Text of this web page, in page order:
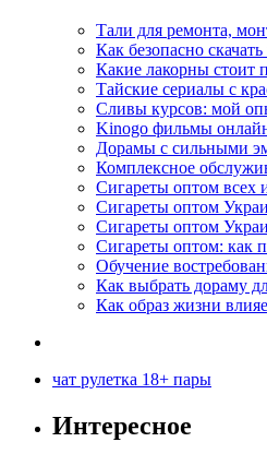
Тали для ремонта,
Как безопасно
Какие лакорны стоит
Тайские сериалы с
Сливы курсов: мой
Kinogo фильмы
Дорамы с сильными
Комплексное
Сигареты оптом всех
Сигареты оптом
Сигареты оптом
Сигареты оптом: как
Обучение
Как выбрать дораму
Как образ жизни
чат рулетка 18+ пары
Интересное